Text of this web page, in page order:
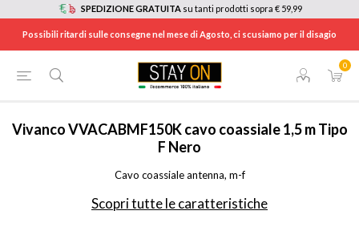
SPEDIZIONE GRATUITA su tanti prodotti sopra € 59,99
Possibili ritardi sulle consegne nel mese di Agosto, ci scusiamo per il disagio
0
TV E HOME CINEMA / ACCESSORI TV
VivancoVVACABMF150K cavo coassiale 1,5 m Tipo
F Nero
Cavo coassiale antenna, m-f
Scopri tutte le caratteristiche